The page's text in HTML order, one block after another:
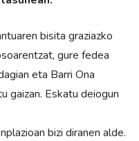
bisita graziazko
gure fedea
eta Barri Ona
gaizan. Eskatu deiogun
bizi diranen alde.